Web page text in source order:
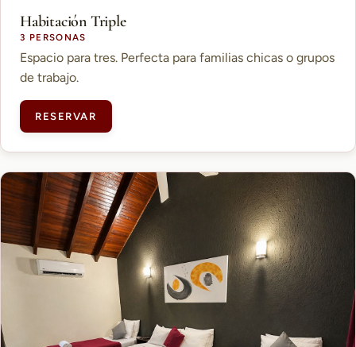
Habitación Triple
3 PERSONAS
Espacio para tres. Perfecta para familias chicas o grupos
de trabajo.
RESERVAR